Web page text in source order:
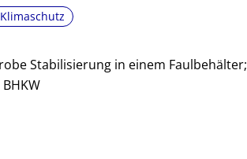
Stabilisierung in einem Faulbehälter;